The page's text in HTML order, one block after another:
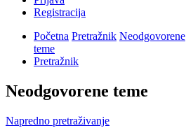
Registracija
Početna Pretražnik Neodgovorene
teme
Pretražnik
Neodgovorene teme
Napredno pretraživanje